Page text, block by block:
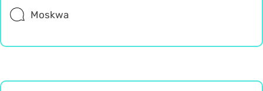
Moskwa